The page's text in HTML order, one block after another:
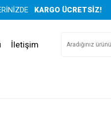
KARGO ÜCRETSİZ!
İletişim